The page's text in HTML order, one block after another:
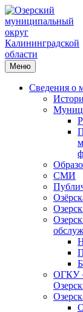
Меню
Сведения о
СМИ
ОГКУ